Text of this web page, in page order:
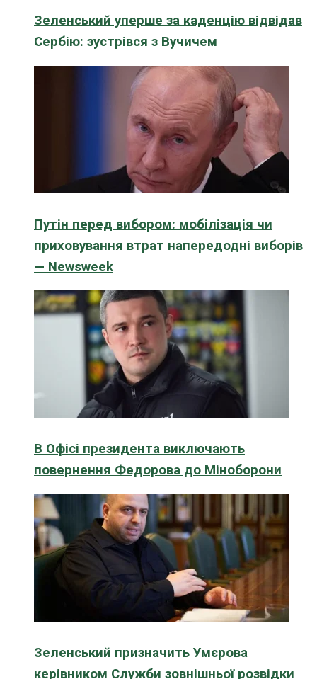
Зеленський уперше за каденцію відвідав
Сербію: зустрівся з Вучичем
Путін перед вибором: мобілізація чи
приховування втрат напередодні виборів
— Newsweek
В Офісі президента виключають
повернення Федорова до Міноборони
Зеленський призначить Умєрова
керівником Служби зовнішньої розвідки